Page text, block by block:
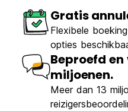
Gratis
Flexibele
opties
Beproefd
miljoenen.
Meer dan 13